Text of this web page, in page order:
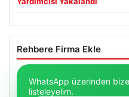
Rehbere Firma Ekle
WhatsApp üzerinden bize
listeleyelim.